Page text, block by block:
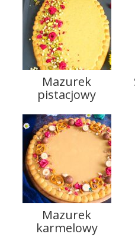
Mazurek
pistacjowy
Mazurek
karmelowy